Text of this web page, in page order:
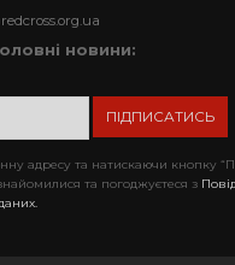
новини:
адресу та натискаючи кнопку
та погоджуєтеся з